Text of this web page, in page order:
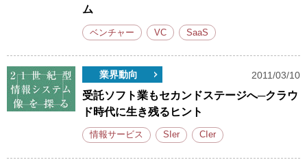
ム
ベンチャー VC SaaS
業界動向 2011/03/10
受託ソフト業もセカンドステージへ─クラウ
ド時代に生き残るヒント
情報サービス SIer CIer